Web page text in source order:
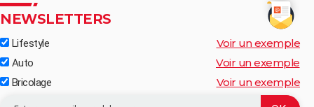
NEWSLETTERS
Lifestyle Voir un exemple
Auto Voir un exemple
Bricolage Voir un exemple